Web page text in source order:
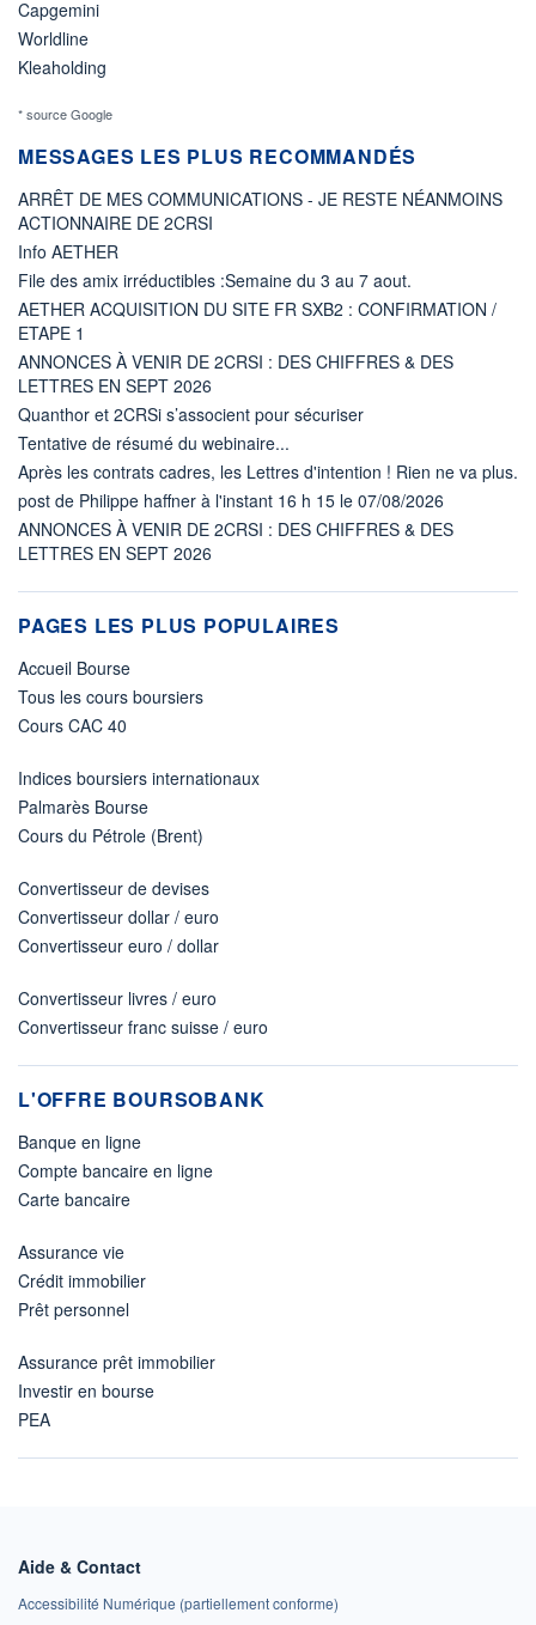
Capgemini
Worldline
Kleaholding
* source Google
MESSAGES LES PLUS RECOMMANDÉS
ARRÊT DE MES COMMUNICATIONS - JE RESTE NÉANMOINS
ACTIONNAIRE DE 2CRSI
Info AETHER
File des amix irréductibles :Semaine du 3 au 7 aout.
AETHER ACQUISITION DU SITE FR SXB2 : CONFIRMATION /
ETAPE 1
ANNONCES À VENIR DE 2CRSI : DES CHIFFRES & DES
LETTRES EN SEPT 2026
Quanthor et 2CRSi s’associent pour sécuriser
Tentative de résumé du webinaire...
Après les contrats cadres, les Lettres d'intention ! Rien ne va plus.
post de Philippe haffner à l'instant 16 h 15 le 07/08/2026
ANNONCES À VENIR DE 2CRSI : DES CHIFFRES & DES
LETTRES EN SEPT 2026
PAGES LES PLUS POPULAIRES
Accueil Bourse
Tous les cours boursiers
Cours CAC 40
Indices boursiers internationaux
Palmarès Bourse
Cours du Pétrole (Brent)
Convertisseur de devises
Convertisseur dollar / euro
Convertisseur euro / dollar
Convertisseur livres / euro
Convertisseur franc suisse / euro
L'OFFRE BOURSOBANK
Banque en ligne
Compte bancaire en ligne
Carte bancaire
Assurance vie
Crédit immobilier
Prêt personnel
Assurance prêt immobilier
Investir en bourse
PEA
Aide & Contact
Accessibilité Numérique (partiellement conforme)